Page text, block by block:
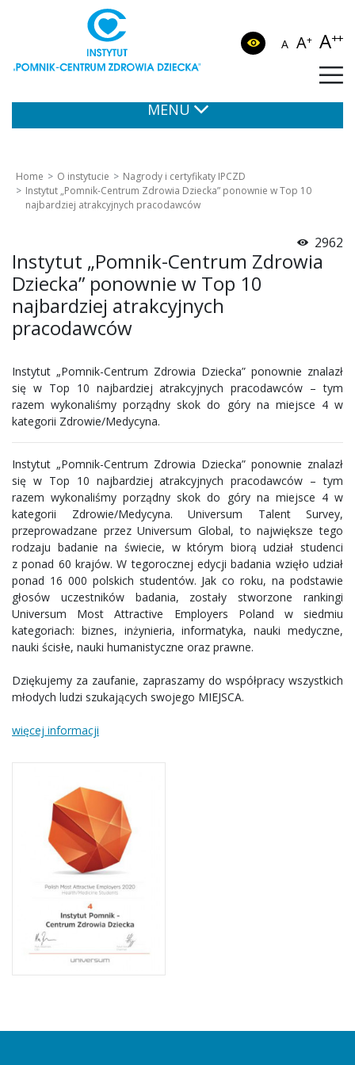
A A+ A++
MENU
Home O instytucie
Nagrody i certyfikaty IPCZD
Instytut „Pomnik-Centrum Zdrowia Dziecka” ponownie w Top 10
najbardziej atrakcyjnych pracodawców
2962
Instytut „Pomnik-Centrum Zdrowia
Dziecka” ponownie w Top 10
najbardziej atrakcyjnych
pracodawców
Instytut „Pomnik-Centrum Zdrowia Dziecka” ponownie znalazł
się w Top 10 najbardziej atrakcyjnych pracodawców – tym
razem wykonaliśmy porządny skok do góry na miejsce 4 w
kategorii Zdrowie/Medycyna.
Instytut „Pomnik-Centrum Zdrowia Dziecka” ponownie znalazł
się w Top 10 najbardziej atrakcyjnych pracodawców – tym
razem wykonaliśmy porządny skok do góry na miejsce 4 w
kategorii Zdrowie/Medycyna. Universum Talent Survey,
przeprowadzane przez Universum Global, to największe tego
rodzaju badanie na świecie, w którym biorą udział studenci
z ponad 60 krajów. W tegorocznej edycji badania wzięło udział
ponad 16 000 polskich studentów. Jak co roku, na podstawie
głosów uczestników badania, zostały stworzone rankingi
Universum Most Attractive Employers Poland w siedmiu
kategoriach: biznes, inżynieria, informatyka, nauki medyczne,
nauki ścisłe, nauki humanistyczne oraz prawne.
Dziękujemy za zaufanie, zapraszamy do współpracy wszystkich
młodych ludzi szukających swojego MIEJSCA.
więcej informacji